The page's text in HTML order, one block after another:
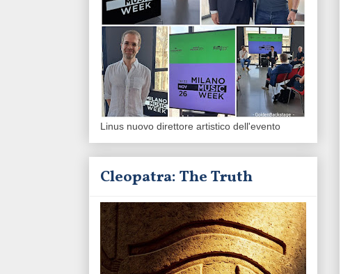
Linus nuovo direttore artistico dell'evento
Cleopatra: The Truth